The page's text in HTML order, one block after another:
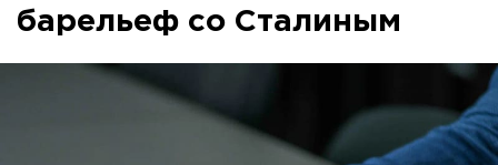
барельеф со Сталиным